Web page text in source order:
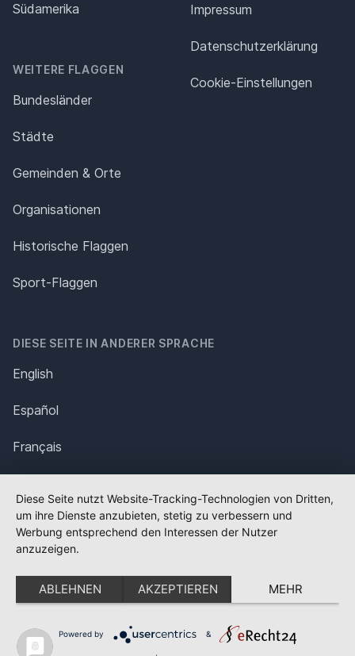
Südamerika
WEITERE FLAGGEN
Bundesländer
Städte
Gemeinden & Orte
Organisationen
Historische Flaggen
Sport-Flaggen
Impressum
Datenschutz­erklärung
Cookie-Einstellungen
DIESE SEITE IN ANDERER SPRACHE
English
Español
Français
Polska
Português
Nederlands
Svenska
Diese Seite nutzt Website-Tracking-Technologien von Dritten,
um ihre Dienste anzubieten, stetig zu verbessern und
Werbung entsprechend den Interessen der Nutzer
anzuzeigen.
ABLEHNEN AKZEPTIEREN MEHR
Powered by &